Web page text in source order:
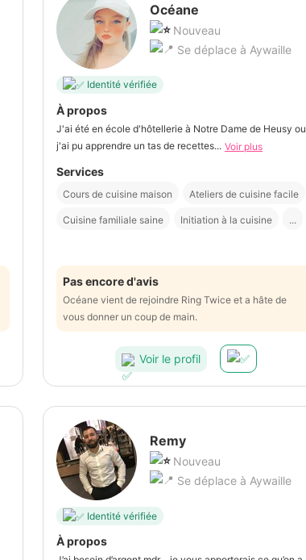
Océane
Nouveau
Se déplace à Aywaille
Identité vérifiée
À propos
J'ai été en école d'hôtellerie à Notre Dame de Heusy ou
j'ai pu apprendre un tas de recettes... Voir plus
Services
Cours de cuisine maison Ateliers de cuisine facile
Cuisine familiale saine Initiation à la cuisine ...
Pas encore d'avis
Océane vient de rejoindre Ring Twice et a hâte de
vous donner un coup de main.
Voir le profil
Remy
Nouveau
Se déplace à Aywaille
Identité vérifiée
À propos